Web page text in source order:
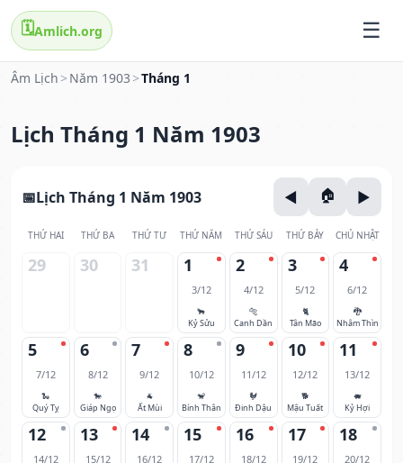
🗓️Amlich.org
Âm Lịch > Năm 1903 >Tháng 1
Lịch Tháng 1 Năm 1903
Lịch Tháng 1 Năm 1903
THỨ HAI THỨ BA THỨ TƯ THỨ NĂM THỨ SÁU THỨ BẢY CHỦ NHẬT
29 30 31 1
3/12
🐂
Kỷ Sửu
2
4/12
🐅
Canh Dần
3
5/12
🐈
Tân Mão
4
6/12
🐉
Nhâm Thìn
5
7/12
🐍
Quý Tỵ
6
8/12
🐎
Giáp Ngọ
7
9/12
🐐
Ất Mùi
8
10/12
🐒
Bính Thân
9
11/12
🐓
Đinh Dậu
10
12/12
🐕
Mậu Tuất
11
13/12
🐖
Kỷ Hợi
12
14/12
13
15/12
14
16/12
15
17/12
16
18/12
17
19/12
18
20/12